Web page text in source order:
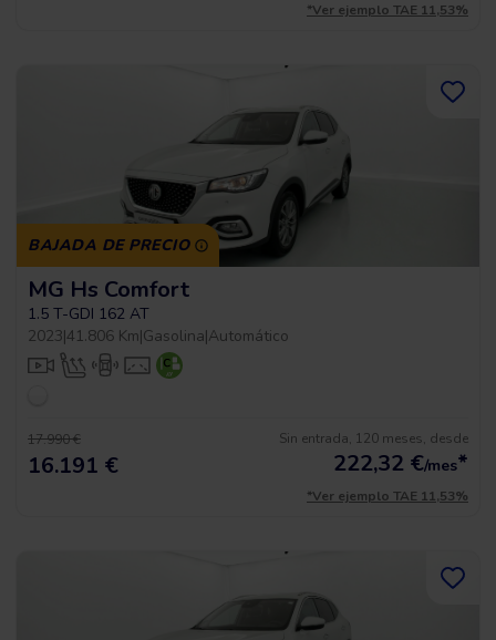
*Ver ejemplo TAE 11,53%
BAJADA DE PRECIO
MG Hs Comfort
1.5 T-GDI 162 AT
2023|41.806 Km|Gasolina|Automático
17.990 €
16.191 €
Sin entrada, 120 meses, desde
222,32 €/mes*
*Ver ejemplo TAE 11,53%